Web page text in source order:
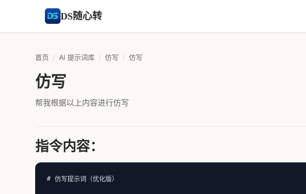
DS随心转
首页 / AI 提示词库 / 仿写 / 仿写
仿写
帮我根据以上内容进行仿写
指令内容：
# 仿写提示词（优化版）